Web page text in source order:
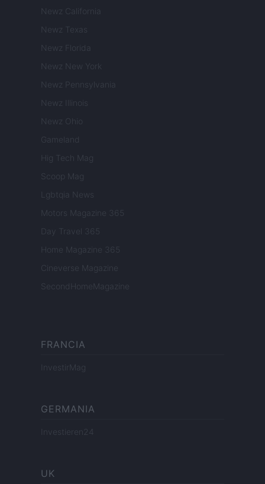
Newz California
Newz Texas
Newz Florida
Newz New York
Newz Pennsylvania
Newz Illinois
Newz Ohio
Gameland
Hig Tech Mag
Scoop Mag
Lgbtqia News
Motors Magazine 365
Day Travel 365
Home Magazine 365
Cineverse Magazine
SecondHomeMagazine
FRANCIA
InvestirMag
GERMANIA
Investieren24
UK